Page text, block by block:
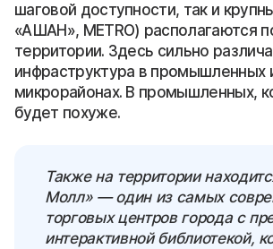
шаговой доступности, так и
«АШАН», METRO) располагаются
территории. Здесь сильно
инфраструктура в промышленных
микрорайонах. В промышленных,
будет похуже.
Также на территории
Молл» — один из самых
торговых центров города с
интерактивной библиотекой,